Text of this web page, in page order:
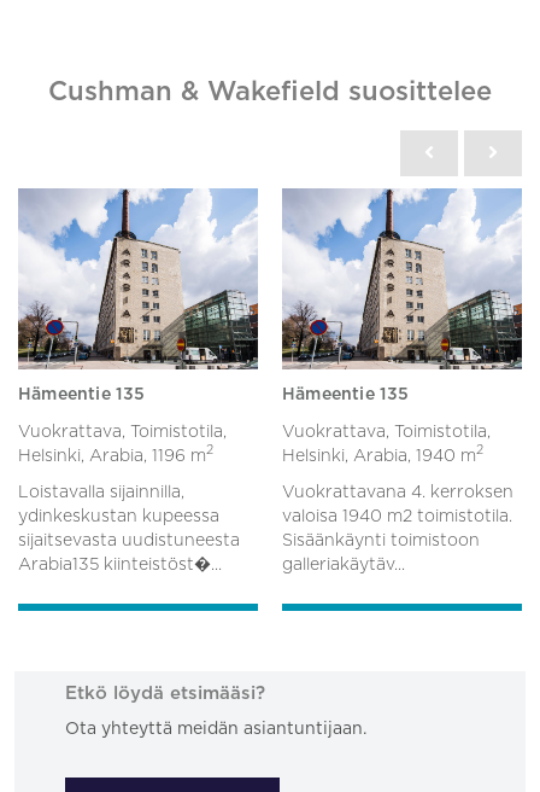
Cushman & Wakefield suosittelee
Hämeentie 135
Vuokrattava, Toimistotila,
Helsinki, Arabia, 1196 m2
Loistavalla sijainnilla,
ydinkeskustan kupeessa
sijaitsevasta uudistuneesta
Arabia135 kiinteistöst�...
Hämeentie 135
Vuokrattava, Toimistotila,
Helsinki, Arabia, 1940 m2
Vuokrattavana 4. kerroksen
valoisa 1940 m2 toimistotila.
Sisäänkäynti toimistoon
galleriakäytäv...
Etkö löydä etsimääsi?
Ota yhteyttä meidän asiantuntijaan.